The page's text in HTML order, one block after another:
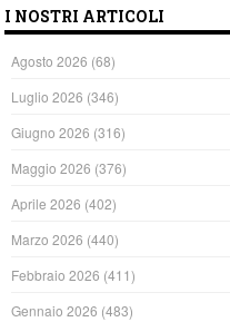
I NOSTRI ARTICOLI
Agosto 2026 (68)
Luglio 2026 (346)
Giugno 2026 (316)
Maggio 2026 (376)
Aprile 2026 (402)
Marzo 2026 (440)
Febbraio 2026 (411)
Gennaio 2026 (483)